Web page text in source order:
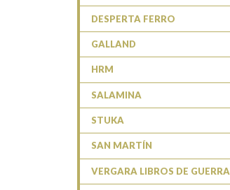
DESPERTA FERRO
GALLAND
HRM
SALAMINA
STUKA
SAN MARTÍN
VERGARA LIBROS DE GUERRA